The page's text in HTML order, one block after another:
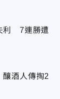
利 7連勝遭
酒人傳掏2